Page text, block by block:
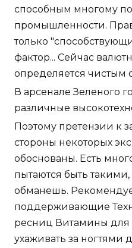
способным многому
промышленности.
только
фактор... Сейчас
определяется чистым
В арсенале Зеленого
различные
Поэтому претензии к
стороны некоторых
обоснованы. Есть
пытаются быть
обманешь.
поддерживающие
ресниц Витамины для
ухаживать за